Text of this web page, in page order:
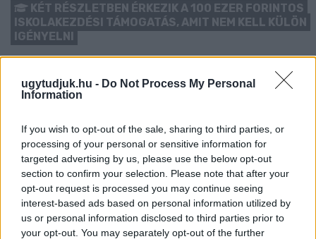
ugytudjuk.hu - Do Not Process My Personal
Information
If you wish to opt-out of the sale, sharing to third parties, or
processing of your personal or sensitive information for
targeted advertising by us, please use the below opt-out
section to confirm your selection. Please note that after your
opt-out request is processed you may continue seeing
interest-based ads based on personal information utilized by
us or personal information disclosed to third parties prior to
your opt-out. You may separately opt-out of the further
KÉT RÉSZLETBEN ÉRKEZIK A 100 EZER FORINTOS
ISKOLAKEZDÉSI TÁMOGATÁS, AMIT NEM KELL KÜLÖN
IGÉNYELNI
Az első 50 ezer forintot még a tanévkezdés előtt folyósítja a
Magyar Államkincstár, a második részlet novemberben, utalvány
formájában érkezik.